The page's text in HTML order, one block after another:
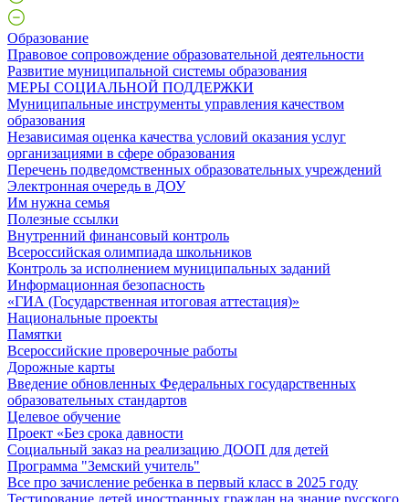
Образование
Правовое сопровождение образовательной деятельности
Развитие муниципальной системы образования
МЕРЫ СОЦИАЛЬНОЙ ПОДДЕРЖКИ
Муниципальные инструменты управления качеством
образования
Независимая оценка качества условий оказания услуг
организациями в сфере образования
Перечень подведомственных образовательных учреждений
Электронная очередь в ДОУ
Им нужна семья
Полезные ссылки
Внутренний финансовый контроль
Всероссийская олимпиада школьников
Контроль за исполнением муниципальных заданий
Информационная безопасность
«ГИА (Государственная итоговая аттестация)»
Национальные проекты
Памятки
Всероссийские проверочные работы
Дорожные карты
Введение обновленных Федеральных государственных
образовательных стандартов
Целевое обучение
Проект «Без срока давности
Социальный заказ на реализацию ДООП для детей
Программа "Земский учитель"
Все про зачисление ребенка в первый класс в 2025 году
Тестирование детей иностранных граждан на знание русского